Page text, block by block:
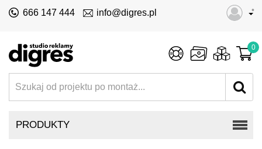
•
666 147 444 info@digres.pl
0
PRODUKTY